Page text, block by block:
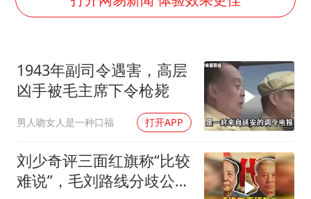
47岁妈妈突然产女 26岁女儿：很震惊
“中国蔬菜之乡”最高温达41.8℃
如何把百年大党建设得更加坚强有力？
1943年副司令遇害，高层
凶手被毛主席下令枪毙
男人吻女人是一种口福 打开APP
刘少奇评三面红旗称“比较
难说”，毛刘路线分歧公开